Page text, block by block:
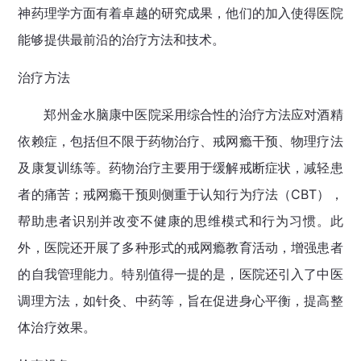
神药理学方面有着卓越的研究成果，他们的加入使得医院
能够提供最前沿的治疗方法和技术。
治疗方法
郑州金水脑康中医院采用综合性的治疗方法应对酒精
依赖症，包括但不限于药物治疗、戒网瘾干预、物理疗法
及康复训练等。药物治疗主要用于缓解戒断症状，减轻患
者的痛苦；戒网瘾干预则侧重于认知行为疗法（CBT），
帮助患者识别并改变不健康的思维模式和行为习惯。此
外，医院还开展了多种形式的戒网瘾教育活动，增强患者
的自我管理能力。特别值得一提的是，医院还引入了中医
调理方法，如针灸、中药等，旨在促进身心平衡，提高整
体治疗效果。